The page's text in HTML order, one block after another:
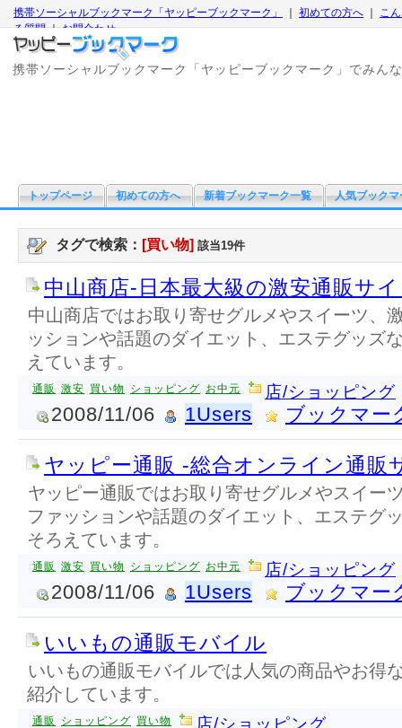
携帯ソーシャルブックマーク「ヤッピーブックマーク」 初めての方へ
こ
る質問｜お問合わせ
携帯ソーシャルブックマーク「ヤッピーブックマーク」でみん
トップページ 初めての方へ 新着ブックマーク一覧 人気ブックマ
タグで検索： [買い物] 該当19件
中山商店-日本最大級の激安通販サ
中山商店ではお取り寄せグルメやスイーツ、
ッションや話題のダイエット、エステグッズ
えています。
通販 激安 買い物 ショッピング お中元 店/ショッピング
2008/11/06 1Users ブックマー
ヤッピー通販 -総合オンライン通販
ヤッピー通販ではお取り寄せグルメやスイー
ファッションや話題のダイエット、エステグ
そろえています。
通販 激安 買い物 ショッピング お中元 店/ショッピング
2008/11/06 1Users ブックマー
いいもの通販モバイル
いいもの通販モバイルでは人気の商品やお得
紹介しています。
通販 ショッピング 買い物